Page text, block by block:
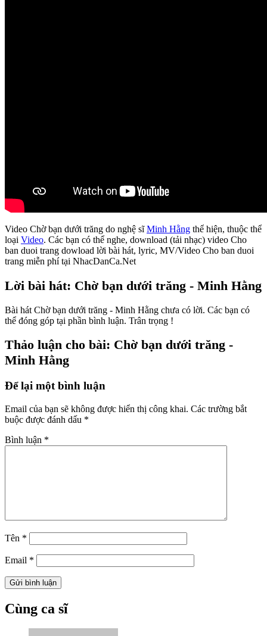
Video Chờ bạn dưới trăng do nghệ sĩMinh Hằng thể hiện, thuộc thể
loại Video. Các bạn có thể nghe, download (tải nhạc) video Cho
ban duoi trang dowload lời bài hát, lyric, MV/Video Cho ban duoi
trang miễn phí tại NhacDanCa.Net
Lời bài hát: Chờ bạn dưới trăng - Minh Hằng
Bài hát Chờ bạn dưới trăng - Minh Hằng chưa có lời. Các bạn có
thể đóng góp tại phần bình luận. Trân trọng !
Thảo luận cho bài: Chờ bạn dưới trăng -
Minh Hằng
Để lại một bình luận
Email của bạn sẽ không được hiển thị công khai. Các trường bắt
buộc được đánh dấu *
Bình luận *
Tên *
Email *
Cùng ca sĩ